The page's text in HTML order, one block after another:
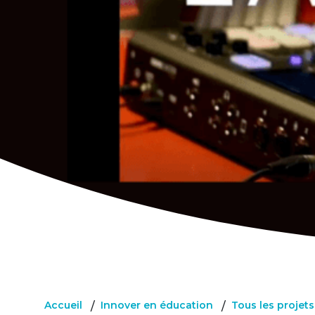
Accueil / Innover en éducation / Tous les